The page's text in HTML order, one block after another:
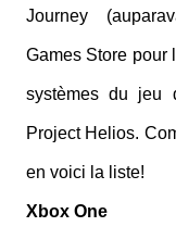
Journey
Games Store pour
systèmes du jeu
Project Helios.
en voici la liste!
Xbox One